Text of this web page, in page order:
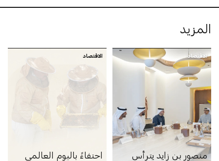
المزيد
الاقتصاد
منصور بن زايد يترأس
الاقتصاد
احتفاءً باليوم العالمي